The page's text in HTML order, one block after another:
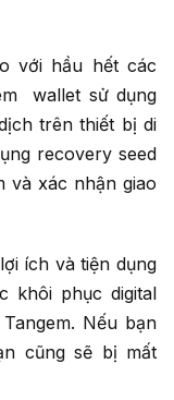
với hầu hết các
wallet sử dụng
trên thiết bị di
recovery seed
và xác nhận giao
ích và tiện dụng
khôi phục digital
Nếu bạn
cũng sẽ bị mất